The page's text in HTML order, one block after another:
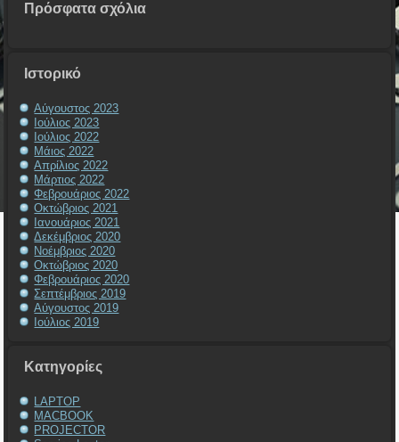
Πρόσφατα σχόλια
Ιστορικό
Αύγουστος 2023
Ιούλιος 2023
Ιούλιος 2022
Μάιος 2022
Απρίλιος 2022
Μάρτιος 2022
Φεβρουάριος 2022
Οκτώβριος 2021
Ιανουάριος 2021
Δεκέμβριος 2020
Νοέμβριος 2020
Οκτώβριος 2020
Φεβρουάριος 2020
Σεπτέμβριος 2019
Αύγουστος 2019
Ιούλιος 2019
Kατηγορίες
LAPTOP
MACBOOK
PROJECTOR